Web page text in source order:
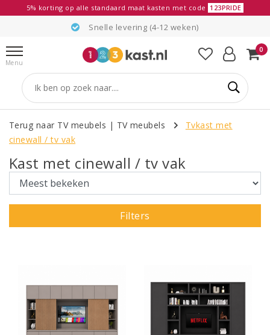
5% korting op alle standaard maat kasten met code 123PRIDE
Snelle levering (4-12 weken)
Menu
0
Terug naar TV meubels | TV meubels
Tvkast met
cinewall / tv vak
Kast met cinewall / tv vak
Filters